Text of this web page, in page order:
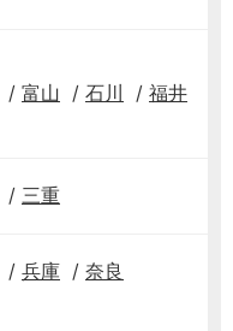
富山 石川 福井
三重
兵庫
奈良